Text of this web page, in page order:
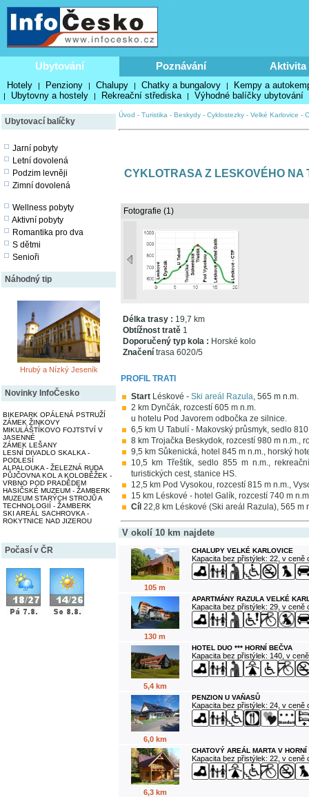
Ubytování Poznávání Aktivita
Hotely | Penziony | Chalupy | Chatky a bungalovy | Kempy a
| Ubytovny a hostely | Rekreační střediska | Výhodné balíčky ubytování
Ubytovací balíčky
Jarní pobyty
Letní dovolená
Podzim levněji
Zimní dovolená
Wellness pobyty
Aktivní pobyty
Romantika pro dva
S dětmi
Senioři
Náhodný tip
Hrubý a Nízký Jeseník
Novinky InfoČesko
BIKEPARK OPÁLENÁ PSTRUŽÍ
ZÁMEK ŽINKOVY
MIKULÁŠTÍKOVO FOJTSTVÍ V
JASENNÉ
ZÁMEK LEŠANY
LESNÍ DIVADLO SKALKA -
PODLESÍ
ALPALOUKA - ŽELEZNÁ RUDA
PŮJČOVNA KOL A KOLOBĚŽEK -
VRBNO POD PRADĚDEM
HASIČSKÉ MUZEUM - ŽAMBERK
MUZEUM STARÝCH STROJŮ A
TECHNOLOGIÍ - ŽAMBERK
SKI AREÁL SACHROVKA -
ROKYTNICE NAD JIZEROU
Počasí v ČR
Úvod - Turistika - Beskydy - Cyklostezky - Velké Karlovice -
CYKLOTRASA Z LESKOVÉHO NA
Fotografie (1)
Délka trasy : 19,7 km
Obtížnost tratě 1
Doporučený typ kola : Horské kolo
Značení trasa 6020/5
PROFIL TRATI
Start Léskové - Ski areál Razula, 565 m n.m.
2 km Dynčák, rozcestí 605 m n.m.
u hotelu Pod Javorem odbočka ze silnice.
6,5 km U Tabulí - Makovský průsmyk, sedlo
8 km Trojačka Beskydok, rozcestí 980 m n.m.,
9,5 km Sůkenická, hotel 845 m n.m., horský
10,5 km Třeštík, sedlo 855 m n.m.,
turistických cest, stanice HS.
12,5 km Pod Vysokou, rozcestí 815 m n.m.,
15 km Léskové - hotel Galík, rozcestí 740 m
Cíl 22,8 km Léskové (Ski areál Razula), 565 m
V okolí 10 km najdete
105 m
CHALUPY VELKÉ KARLOVICE
Kapacita bez přistýlek: 22, v ceně
130 m
APARTMÁNY RAZULA VELKÉ
Kapacita bez přistýlek: 29, v ceně
5,4 km
HOTEL DUO *** HORNÍ BEČVA
Kapacita bez přistýlek: 140, v
6,0 km
PENZION U VAŇASŮ
Kapacita bez přistýlek: 24, v ceně
6,3 km
CHATOVÝ AREÁL MARTA V
Kapacita bez přistýlek: 22, v ceně